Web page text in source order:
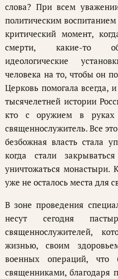
слова? При всем
политическим
критический момент,
смерти, какие-то
идеологические
человека на то, чтобы он
Церковь помогала всегда,
тысячелетней истории
кто с оружием в
священнослужитель. Все
безбожная власть стала
когда стали
уничтожаться монастыри.
уже не осталось места для
В зоне проведения
несут сегодня
священнослужителей,
жизнью, своим
военных операций, что
священниками, благодаря